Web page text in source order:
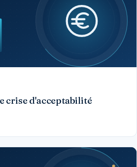
crise d'acceptabilité